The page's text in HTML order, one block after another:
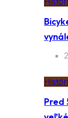
História